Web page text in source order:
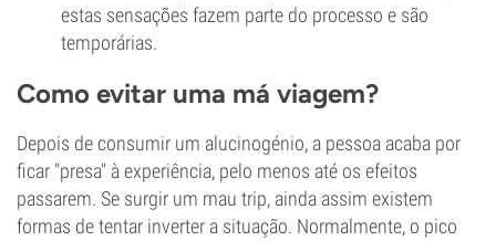
estas sensações fazem parte do processo e são
temporárias.
Como evitar uma má viagem?
Depois de consumir um alucinogénio, a pessoa acaba por
ficar "presa" à experiência, pelo menos até os efeitos
passarem. Se surgir um mau trip, ainda assim existem
formas de tentar inverter a situação. Normalmente, o pico